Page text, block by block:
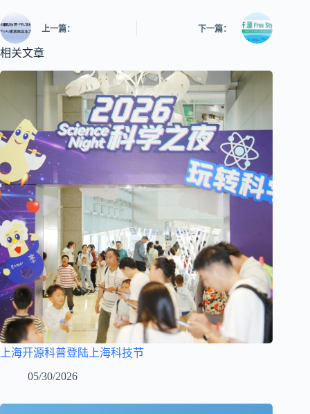
上一篇： 下一篇：
相关文章
上海开源科普登陆上海科技节
05/30/2026